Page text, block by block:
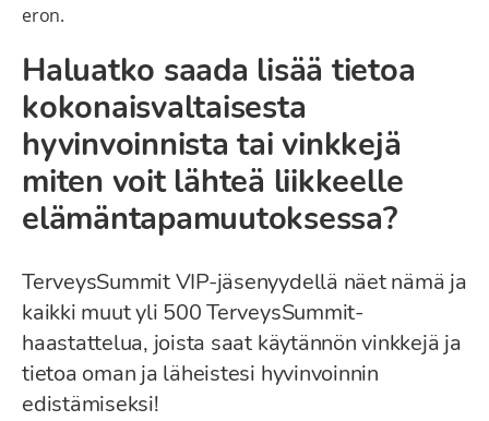
eron.
Haluatko saada lisää tietoa
kokonaisvaltaisesta
hyvinvoinnista tai vinkkejä
miten voit lähteä liikkeelle
elämäntapamuutoksessa?
TerveysSummit VIP-jäsenyydellä näet nämä ja
kaikki muut yli 500 TerveysSummit-
haastattelua, joista saat käytännön vinkkejä ja
tietoa oman ja läheistesi hyvinvoinnin
edistämiseksi!